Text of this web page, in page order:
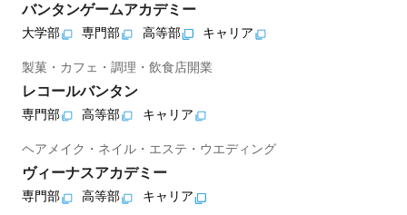
バンタンゲームアカデミー
大学部 専門部 高等部 キャリア
製菓・カフェ・調理・飲食店開業
レコールバンタン
専門部 高等部 キャリア
ヘアメイク・ネイル・エステ・ウエディング
ヴィーナスアカデミー
専門部 高等部 キャリア